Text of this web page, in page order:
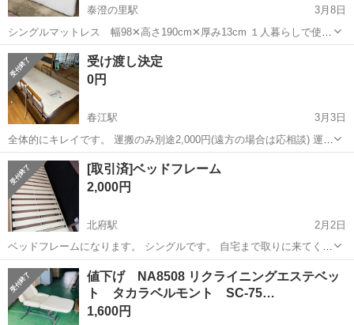
泰澄の里駅
3月8日
シングルマットレス 幅98✕高さ190cm✕厚み13cm １人暮らしで使用
していました。 スプリング式で柔らかめです。 背面、前面にシミあ
り。 福井市三十八社まで、できるだけ早くとりにきてくれる方を優先
させていただき...
福井 福井市 泰澄の里駅
受け渡し決定
0円
春江駅
3月3日
全体的にキレイです。 運搬のみ別途2,000円(遠方の場合は応相談) 運搬
設置まで3,000円。 ※引き取りに来られる方は無料 積み込みは手伝い
ます。
福井 坂井市 春江駅 ベッド
[取引済]ベッドフレーム
2,000円
北府駅
2月2日
ベッドフレームになります。 シングルです。 自宅まで取りに来てくだ
さる方お願いいたします。
福井 越前市 北府駅 フレーム
値下げ NA8508 リクライニングエステベッ
ト タカラベルモント SC-75…
1,600円